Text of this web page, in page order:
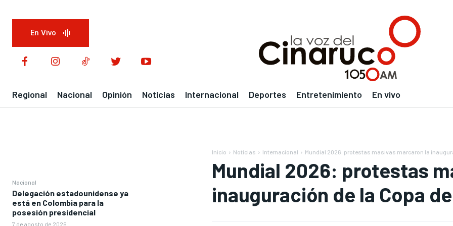
En Vivo
Regional Nacional Opinión Noticias Internacional Deportes Entretenimiento En vivo
Nacional
Delegación estadounidense ya
está en Colombia para la
posesión presidencial
7 de agosto de 2026
Inicio Noticias Internacional Mundial 2026: protestas masivas marcaron la
Mundial 2026: protestas
inauguración de la Copa